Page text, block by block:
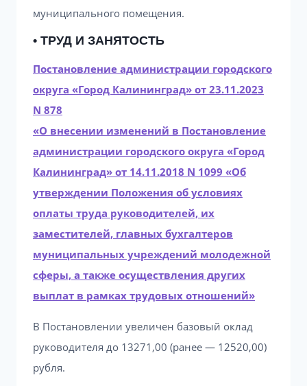
муниципального помещения.
• ТРУД И ЗАНЯТОСТЬ
Постановление администрации городского
округа «Город Калининград» от 23.11.2023
N 878
«О внесении изменений в Постановление
администрации городского округа «Город
Калининград» от 14.11.2018 N 1099 «Об
утверждении Положения об условиях
оплаты труда руководителей, их
заместителей, главных бухгалтеров
муниципальных учреждений молодежной
сферы, а также осуществления других
выплат в рамках трудовых отношений»
В Постановлении увеличен базовый оклад
руководителя до 13271,00 (ранее — 12520,00)
рубля.